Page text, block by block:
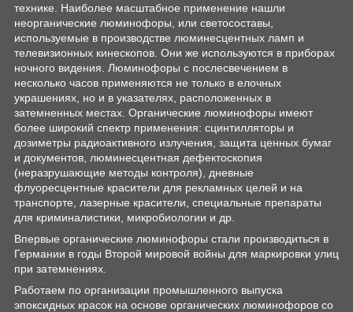
технике. Наиболее масштабное применение нашли
неорганические люминофоры, или светосоставы,
используемые в производстве люминесцентных ламп и
телевизионных кинескопов. Они же используются в приборах
ночного видения. Люминофоры с послесвечением в
несколько часов применяются не только в елочных
украшениях, но и в указателях, расположенных в
затемненных местах. Органические люминофоры имеют
более широкий спектр применения: сцинтилляторы и
дозиметры радиоактивного излучения, защита ценных бумаг
и документов, люминесцентная дефектоскопия
(неразрушающие методы контроля), дневные
флуоресцентные красители для рекламных целей и на
транспорте, лазерные красители, специальные препараты
для криминалистики, микробиологии и др.
Впервые органические люминофоры стали производиться в
Германии в годы Второй мировой войны для маркировки улиц
при затемнениях.
Работаем по организации промышленного выпуска
эпоксидных красок на основе органических люминофоров со